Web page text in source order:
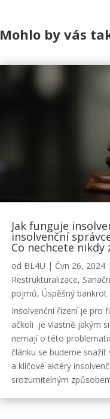
Mohlo by vás
Jak funguje
insolvenční
Co nechcete nikdy
od BL4U | Čvn 26, 2024 |
Restrukturalizace,
pojmů,Úspěšný bankrot
Insolvenční řízení je pro
ačkoli je vlastně jakým
nemají o této
článku se budeme
a klíčové aktéry
srozumitelným